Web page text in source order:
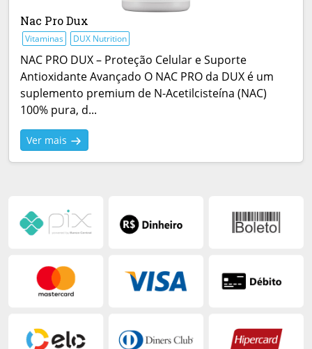
Nac Pro Dux
Vitaminas DUX Nutrition
NAC PRO DUX – Proteção Celular e Suporte
Antioxidante Avançado O NAC PRO da DUX é um
suplemento premium de N-Acetilcisteína (NAC)
100% pura, d...
Ver mais